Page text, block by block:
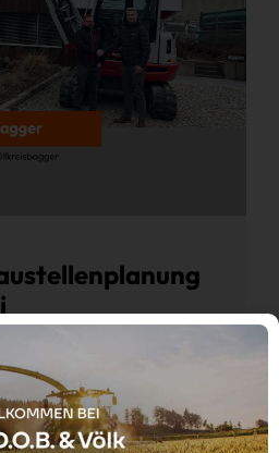
GmbH & Co. KG ist ein
mit Sitz in
Bayerischen Waldes.